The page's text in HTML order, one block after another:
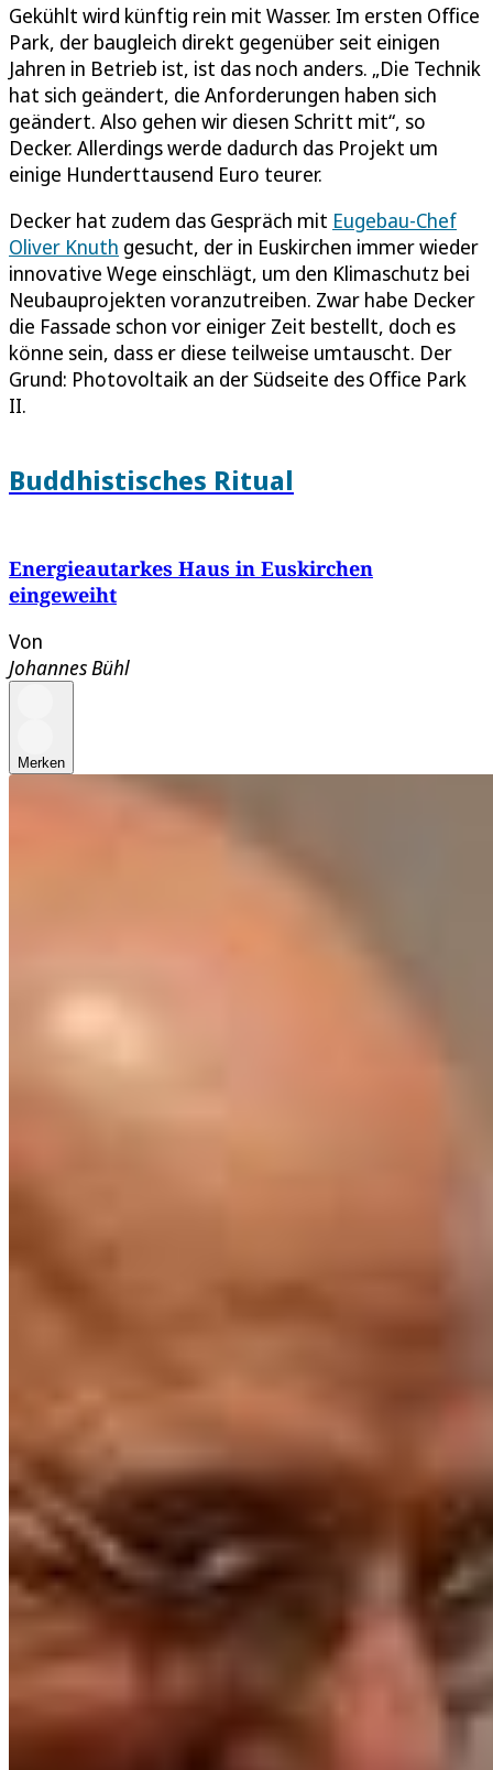
Gekühlt wird künftig rein mit Wasser. Im ersten Office
Park, der baugleich direkt gegenüber seit einigen
Jahren in Betrieb ist, ist das noch anders. „Die Technik
hat sich geändert, die Anforderungen haben sich
geändert. Also gehen wir diesen Schritt mit“, so
Decker. Allerdings werde dadurch das Projekt um
einige Hunderttausend Euro teurer.
Decker hat zudem das Gespräch mit Eugebau-Chef
Oliver Knuth gesucht, der in Euskirchen immer wieder
innovative Wege einschlägt, um den Klimaschutz bei
Neubauprojekten voranzutreiben. Zwar habe Decker
die Fassade schon vor einiger Zeit bestellt, doch es
könne sein, dass er diese teilweise umtauscht. Der
Grund: Photovoltaik an der Südseite des Office Park
II.
Buddhistisches Ritual
Energieautarkes Haus in Euskirchen
eingeweiht
Von
Johannes Bühl
Merken